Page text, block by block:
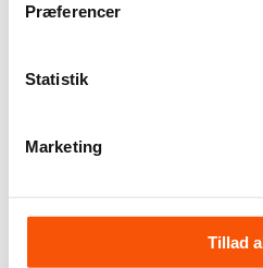
Præferencer
Statistik
Marketing
Tillad